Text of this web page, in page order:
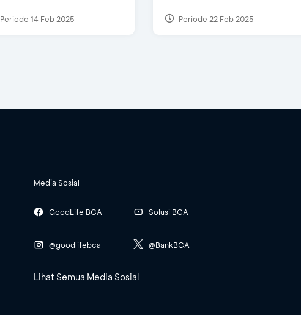
Periode 14 Feb 2025 Periode 22 Feb 2025
Media Sosial
GoodLife BCA
@goodlifebca
Solusi BCA
@BankBCA
Lihat Semua Media Sosial